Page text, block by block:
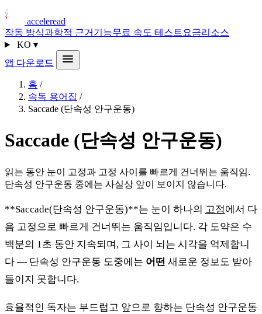
acceleread
작동 방식과학적 근거 기능무료 속도 테스트 요금리소스
KO ▾
앱 다운로드
홈 /
속독 용어집 /
Saccade (단속성 안구운동)
Saccade (단속성 안구운동)
읽는 동안 눈이 고정과 고정 사이를 빠르게 건너뛰는 움직임.
단속성 안구운동 중에는 사실상 앞이 보이지 않습니다.
**Saccade(단속성 안구운동)**는 눈이 하나의 고정에서 다
음 고정으로 빠르게 건너뛰는 움직임입니다. 각 도약은 수
백분의 1초 동안 지속되며, 그 사이 뇌는 시각을 억제합니
다 — 단속성 안구운동 도중에는 어떤 새로운 정보도 받아
들이지 못합니다.
효율적인 독자는 부드럽고 앞으로 향하는 단속성 안구운동